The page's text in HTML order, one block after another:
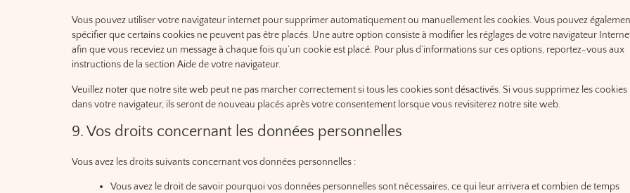
Vous pouvez utiliser votre navigateur internet pour supprimer automatiquement ou manuellement les cookies. Vous pouvez
spécifier que certains cookies ne peuvent pas être placés. Une autre option consiste à modifier les réglages de votre navigateur
afin que vous receviez un message à chaque fois qu’un cookie est placé. Pour plus d’informations sur ces options, reportez-vous aux
instructions de la section Aide de votre navigateur.
Veuillez noter que notre site web peut ne pas marcher correctement si tous les cookies sont désactivés. Si vous supprimez les cookies
dans votre navigateur, ils seront de nouveau placés après votre consentement lorsque vous revisiterez notre site web.
9. Vos droits concernant les données personnelles
Vous avez les droits suivants concernant vos données personnelles :
Vous avez le droit de savoir pourquoi vos données personnelles sont nécessaires, ce qui leur arrivera et combien de temps